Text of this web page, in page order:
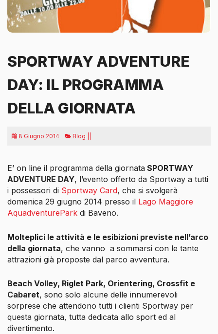
SPORTWAY ADVENTURE
DAY: IL PROGRAMMA
DELLA GIORNATA
8 Giugno 2014 Blog ||
E’ on line il programma della giornata SPORTWAY
ADVENTURE DAY, l’evento offerto da Sportway a tutti
i possessori di Sportway Card, che si svolgerà
domenica 29 giugno 2014 presso il Lago Maggiore
AquadventurePark di Baveno.
Molteplici le attività e le esibizioni previste nell’arco
della giornata, che vanno a sommarsi con le tante
attrazioni già proposte dal parco avventura.
Beach Volley, Riglet Park, Orientering, Crossfit e
Cabaret, sono solo alcune delle innumerevoli
sorprese che attendono tutti i clienti Sportway per
questa giornata, tutta dedicata allo sport ed al
divertimento.